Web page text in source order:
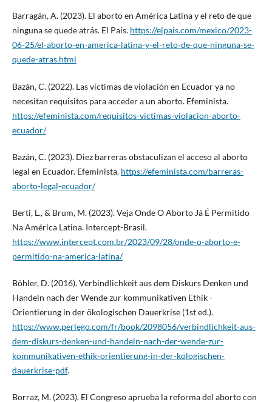
Barragán, A. (2023). El aborto en América Latina y el reto de que
ninguna se quede atrás. El País. https://elpais.com/mexico/2023-
06-25/el-aborto-en-america-latina-y-el-reto-de-que-ninguna-se-
quede-atras.html
Bazán, C. (2022). Las víctimas de violación en Ecuador ya no
necesitan requisitos para acceder a un aborto. Efeminista.
https://efeminista.com/requisitos-victimas-violacion-aborto-
ecuador/
Bazán, C. (2023). Diez barreras obstaculizan el acceso al aborto
legal en Ecuador. Efeminista. https://efeminista.com/barreras-
aborto-legal-ecuador/
Berti, L., & Brum, M. (2023). Veja Onde O Aborto Já É Permitido
Na América Latina. Intercept-Brasil.
https://www.intercept.com.br/2023/09/28/onde-o-aborto-e-
permitido-na-america-latina/
Böhler, D. (2016). Verbindlichkeit aus dem Diskurs Denken und
Handeln nach der Wende zur kommunikativen Ethik -
Orientierung in der ökologischen Dauerkrise (1st ed.).
https://www.perlego.com/fr/book/2098056/verbindlichkeit-aus-
dem-diskurs-denken-und-handeln-nach-der-wende-zur-
kommunikativen-ethik-orientierung-in-der-kologischen-
dauerkrise-pdf.
Borraz, M. (2023). El Congreso aprueba la reforma del aborto con